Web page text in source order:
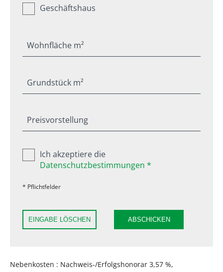
Geschäftshaus
Wohnfläche m²
Grundstück m²
Preisvorstellung
Ich akzeptiere die
Datenschutzbestimmungen *
* Pflichtfelder
EINGABE LÖSCHEN ABSCHICKEN
Nebenkosten : Nachweis-/Erfolgshonorar 3,57 %,